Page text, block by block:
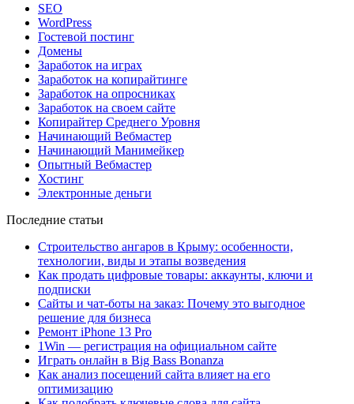
SEO
WordPress
Гостевой постинг
Домены
Заработок на играх
Заработок на копирайтинге
Заработок на опросниках
Заработок на своем сайте
Копирайтер Среднего Уровня
Начинающий Вебмастер
Начинающий Манимейкер
Опытный Вебмастер
Хостинг
Электронные деньги
Последние статьи
Строительство ангаров в Крыму: особенности,
технологии, виды и этапы возведения
Как продать цифровые товары: аккаунты, ключи и
подписки
Сайты и чат-боты на заказ: Почему это выгодное
решение для бизнеса
Ремонт iPhone 13 Pro
1Win — регистрация на официальном сайте
Играть онлайн в Big Bass Bonanza
Как анализ посещений сайта влияет на его
оптимизацию